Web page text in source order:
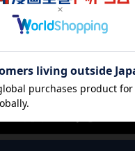
品切れ